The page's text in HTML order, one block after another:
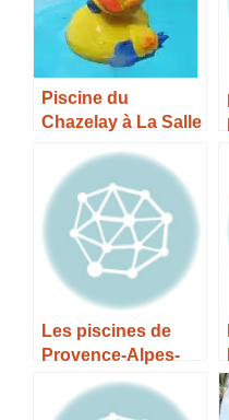
Piscine du
Chazelay à La Salle
Horaires, Tarifs et
Infos –
Les piscines de
Provence-Alpes-
Côte-d’Azur